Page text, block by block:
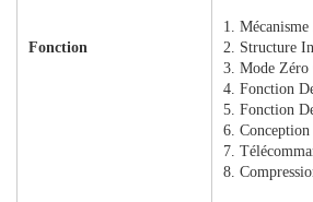
Fonction
1.
2. Structure
3. Mode Zéro
4. Fonction
5. Fonction
6. Conception
7.
8.